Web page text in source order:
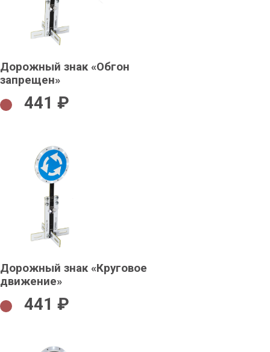
Дорожный знак «Обгон
запрещен»
441 ₽
Дорожный знак «Круговое
движение»
441 ₽